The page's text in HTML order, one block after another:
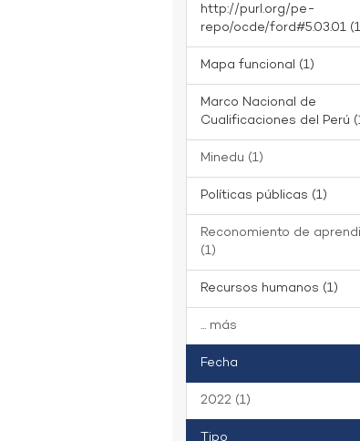
http://purl.org/pe-
repo/ocde/ford#5.03.01
Mapa funcional (1)
Marco Nacional de
Cualificaciones del Perú
Minedu (1)
Políticas públicas (1)
Reconomiento de
(1)
Recursos humanos (1)
... más
Fecha
2022 (1)